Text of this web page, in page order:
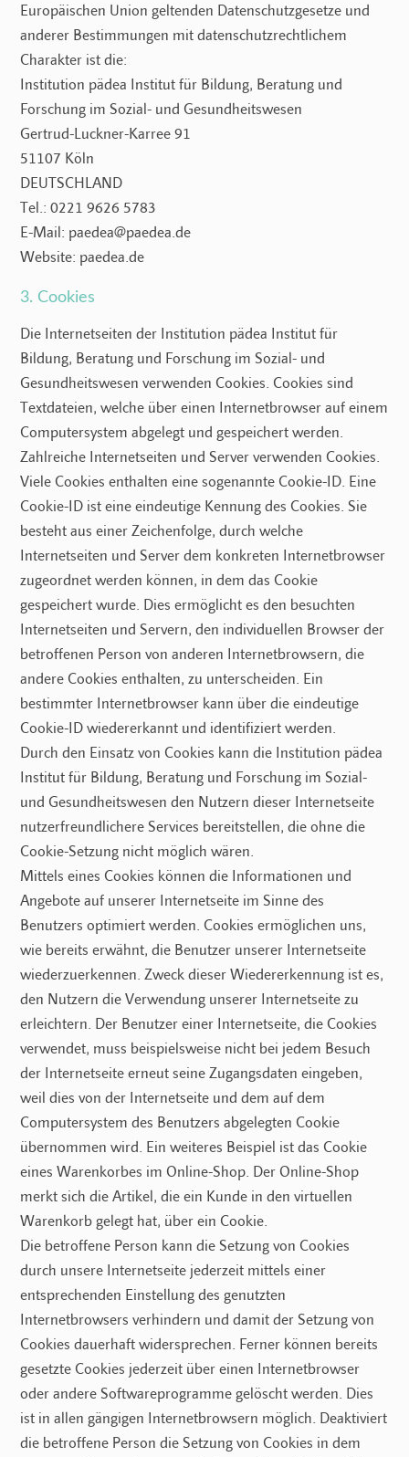
Europäischen Union geltenden Datenschutzgesetze und
anderer Bestimmungen mit datenschutzrechtlichem
Charakter ist die:
Institution pädea Institut für Bildung, Beratung und
Forschung im Sozial- und Gesundheitswesen
Gertrud-Luckner-Karree 91
51107 Köln
DEUTSCHLAND
Tel.: 0221 9626 5783
E-Mail: paedea@paedea.de
Website: paedea.de
3. Cookies
Die Internetseiten der Institution pädea Institut für
Bildung, Beratung und Forschung im Sozial- und
Gesundheitswesen verwenden Cookies. Cookies sind
Textdateien, welche über einen Internetbrowser auf einem
Computersystem abgelegt und gespeichert werden.
Zahlreiche Internetseiten und Server verwenden Cookies.
Viele Cookies enthalten eine sogenannte Cookie-ID. Eine
Cookie-ID ist eine eindeutige Kennung des Cookies. Sie
besteht aus einer Zeichenfolge, durch welche
Internetseiten und Server dem konkreten Internetbrowser
zugeordnet werden können, in dem das Cookie
gespeichert wurde. Dies ermöglicht es den besuchten
Internetseiten und Servern, den individuellen Browser der
betroffenen Person von anderen Internetbrowsern, die
andere Cookies enthalten, zu unterscheiden. Ein
bestimmter Internetbrowser kann über die eindeutige
Cookie-ID wiedererkannt und identifiziert werden.
Durch den Einsatz von Cookies kann die Institution pädea
Institut für Bildung, Beratung und Forschung im Sozial-
und Gesundheitswesen den Nutzern dieser Internetseite
nutzerfreundlichere Services bereitstellen, die ohne die
Cookie-Setzung nicht möglich wären.
Mittels eines Cookies können die Informationen und
Angebote auf unserer Internetseite im Sinne des
Benutzers optimiert werden. Cookies ermöglichen uns,
wie bereits erwähnt, die Benutzer unserer Internetseite
wiederzuerkennen. Zweck dieser Wiedererkennung ist es,
den Nutzern die Verwendung unserer Internetseite zu
erleichtern. Der Benutzer einer Internetseite, die Cookies
verwendet, muss beispielsweise nicht bei jedem Besuch
der Internetseite erneut seine Zugangsdaten eingeben,
weil dies von der Internetseite und dem auf dem
Computersystem des Benutzers abgelegten Cookie
übernommen wird. Ein weiteres Beispiel ist das Cookie
eines Warenkorbes im Online-Shop. Der Online-Shop
merkt sich die Artikel, die ein Kunde in den virtuellen
Warenkorb gelegt hat, über ein Cookie.
Die betroffene Person kann die Setzung von Cookies
durch unsere Internetseite jederzeit mittels einer
entsprechenden Einstellung des genutzten
Internetbrowsers verhindern und damit der Setzung von
Cookies dauerhaft widersprechen. Ferner können bereits
gesetzte Cookies jederzeit über einen Internetbrowser
oder andere Softwareprogramme gelöscht werden. Dies
ist in allen gängigen Internetbrowsern möglich. Deaktiviert
die betroffene Person die Setzung von Cookies in dem